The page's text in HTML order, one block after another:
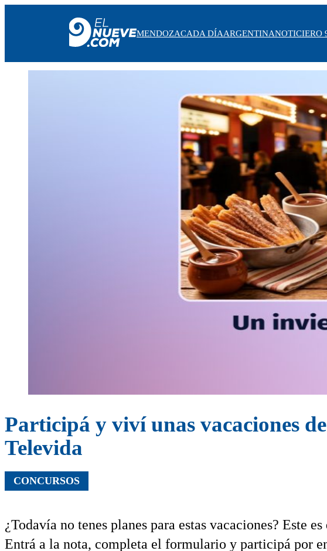
MENDOZACADA DÍAARGENTINANOTICIERO
Participá y viví unas vacaciones
Televida
CONCURSOS
¿Todavía no tenes planes para estas vacaciones? Este
Entrá a la nota, completa el formulario y participá por